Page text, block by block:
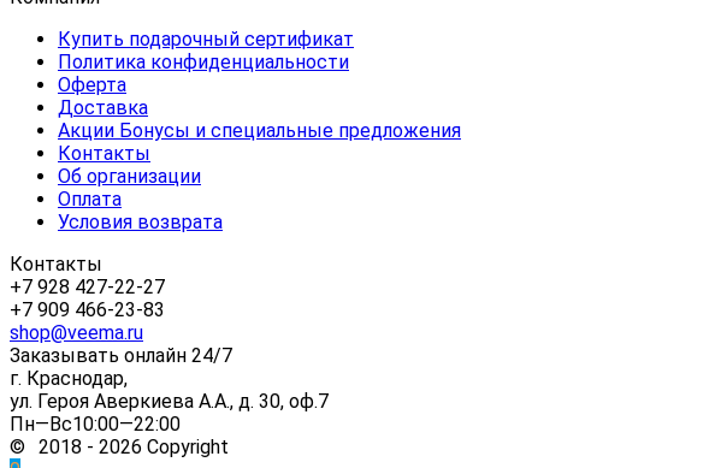
Купить подарочный сертификат
Политика конфиденциальности
Оферта
Доставка
Акции Бонусы и специальные предложения
Контакты
Об организации
Оплата
Условия возврата
Контакты
+7 928 427-22-27
+7 909 466-23-83
shop@veema.ru
Заказывать онлайн 24/7
г. Краснодар,
ул. Героя Аверкиева А.А., д. 30, оф.7
Пн—Вс10:00—22:00
© 2018 - 2026 Copyright